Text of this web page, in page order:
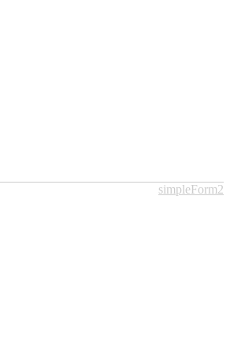
simpleForm2